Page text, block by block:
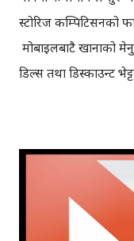
स्टोरिज कम्पिटिसनको
मोबाइलबाटै खानाको
डिल्स तथा डिस्काउन्ट
कम्पनीहरुलाई पछि
पुगेको हो। यस
देशका आठवटा
फाइनलिस्टबाट ३ वटा